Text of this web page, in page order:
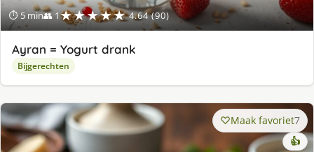
⏱ 5 min👥 1★★★★★ 4.64 (90)
Ayran = Yogurt drank
Bijgerechten
Maak favoriet7
👍